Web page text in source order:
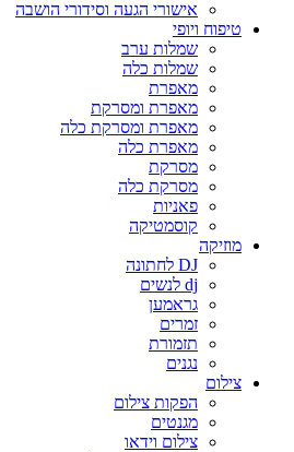
אישורי הגעה וסידורי הושבה
טיפוח ויופי
שמלות ערב
שמלות כלה
מאפרת
מאפרת ומסרקת
מאפרת ומסרקת כלה
מאפרת כלה
מסרקת
מסרקת כלה
פאניות
קוסמטיקה
מוזיקה
DJ לחתונה
dj לנשים
גראמען
זמרים
תזמורת
נגנים
צילום
הפקות צילום
מגנטים
צילום וידאו